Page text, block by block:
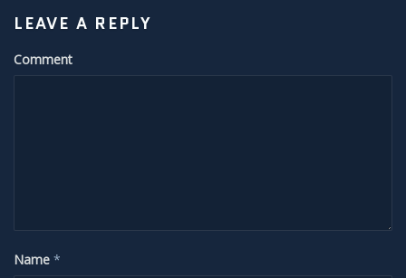
LEAVE A REPLY
Comment
Name *